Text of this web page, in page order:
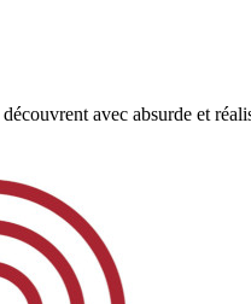
avec absurde et